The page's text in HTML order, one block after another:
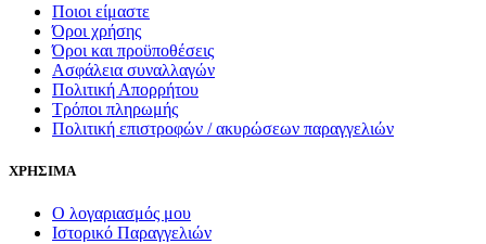
Ποιοι είμαστε
Όροι χρήσης
Όροι και προϋποθέσεις
Ασφάλεια συναλλαγών
Πολιτική Απορρήτου
Τρόποι πληρωμής
Πολιτική επιστροφών / ακυρώσεων παραγγελιών
ΧΡΗΣΙΜΑ
Ο λογαριασμός μου
Ιστορικό Παραγγελιών